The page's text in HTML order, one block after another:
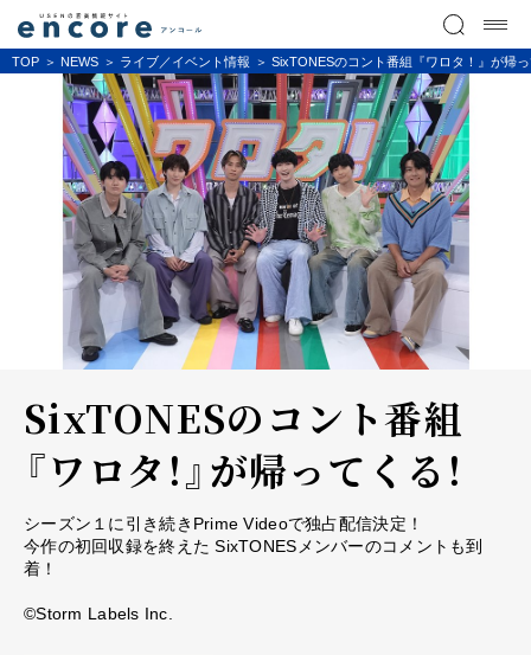
TOP NEWS ライブ／イベント情報 SixTONESのコント番組『ワロタ！』が帰
SixTONESのコント番組
『ワロタ！』が帰ってくる！
シーズン１に引き続きPrime Videoで独占配信決定！
今作の初回収録を終えた SixTONESメンバーのコメントも到
着！
©Storm Labels Inc.